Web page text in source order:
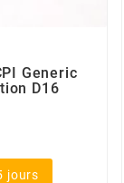
Generic
D16
jours